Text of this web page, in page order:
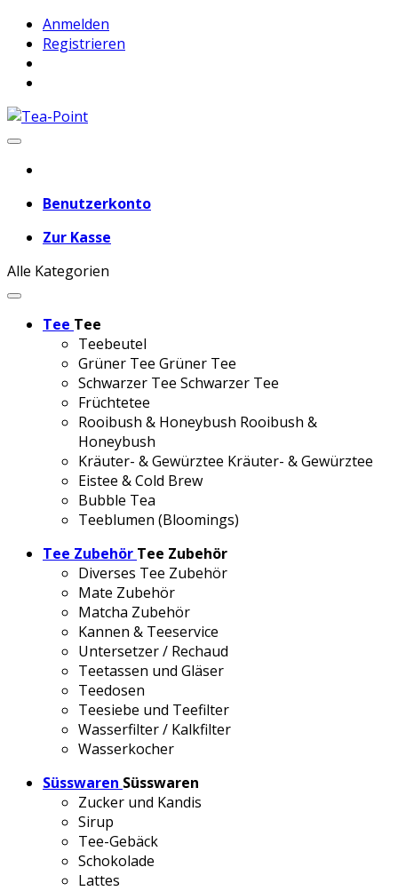
Anmelden
Registrieren
Benutzerkonto
Zur Kasse
Alle Kategorien
Tee Tee
Teebeutel
Grüner Tee Grüner Tee
Schwarzer Tee Schwarzer Tee
Früchtetee
Rooibush & Honeybush Rooibush &
Honeybush
Kräuter- & Gewürztee Kräuter- & Gewürztee
Eistee & Cold Brew
Bubble Tea
Teeblumen (Bloomings)
Tee Zubehör Tee Zubehör
Diverses Tee Zubehör
Mate Zubehör
Matcha Zubehör
Kannen & Teeservice
Untersetzer / Rechaud
Teetassen und Gläser
Teedosen
Teesiebe und Teefilter
Wasserfilter / Kalkfilter
Wasserkocher
Süsswaren Süsswaren
Zucker und Kandis
Sirup
Tee-Gebäck
Schokolade
Lattes